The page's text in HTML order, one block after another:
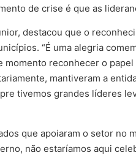
de crise é que as
destacou que o
“É uma alegria
reconhecer o
mantiveram a
tivemos grandes líderes
que apoiaram o setor no
não estaríamos aqui